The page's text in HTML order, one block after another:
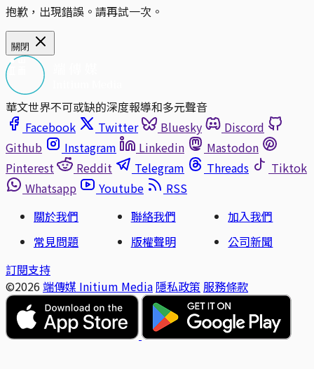
抱歉，出現錯誤。請再試一次。
關閉
華文世界不可或缺的深度報導和多元聲音
Facebook
Twitter Bluesky
Discord
Github
Instagram Linkedin
Mastodon
Pinterest
Reddit Telegram Threads
Tiktok
Whatsapp
Youtube
RSS
關於我們
聯絡我們
加入我們
常見問題
版權聲明
公司新聞
訂閱支持
©2026 端傳媒 Initium Media 隱私政策 服務條款